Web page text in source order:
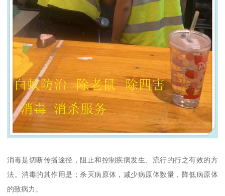
消毒是切断传播途径，阻止和控制疾病发生、流行的行之有效的方
法。消毒的其作用是；杀灭病原体，减少病原体数量，降低病原体
的致病力。